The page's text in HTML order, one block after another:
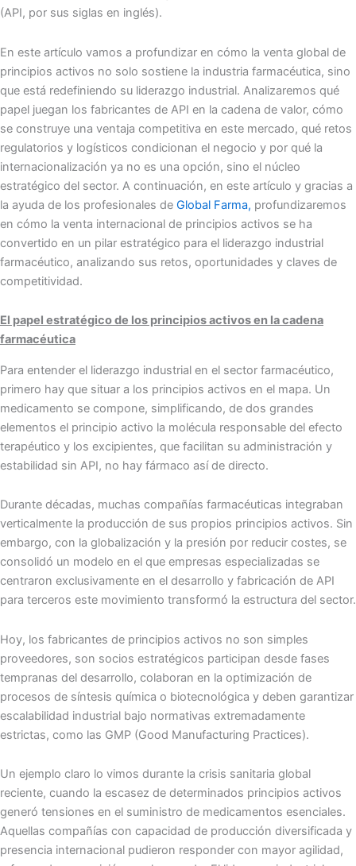
(API, por sus siglas en inglés).
En este artículo vamos a profundizar en cómo la venta global de
principios activos no solo sostiene la industria farmacéutica, sino
que está redefiniendo su liderazgo industrial. Analizaremos qué
papel juegan los fabricantes de API en la cadena de valor, cómo
se construye una ventaja competitiva en este mercado, qué retos
regulatorios y logísticos condicionan el negocio y por qué la
internacionalización ya no es una opción, sino el núcleo
estratégico del sector. A continuación, en este artículo y gracias a
la ayuda de los profesionales de Global Farma, profundizaremos
en cómo la venta internacional de principios activos se ha
convertido en un pilar estratégico para el liderazgo industrial
farmacéutico, analizando sus retos, oportunidades y claves de
competitividad.
El papel estratégico de los principios activos en la cadena
farmacéutica
Para entender el liderazgo industrial en el sector farmacéutico,
primero hay que situar a los principios activos en el mapa. Un
medicamento se compone, simplificando, de dos grandes
elementos el principio activo la molécula responsable del efecto
terapéutico y los excipientes, que facilitan su administración y
estabilidad sin API, no hay fármaco así de directo.
Durante décadas, muchas compañías farmacéuticas integraban
verticalmente la producción de sus propios principios activos. Sin
embargo, con la globalización y la presión por reducir costes, se
consolidó un modelo en el que empresas especializadas se
centraron exclusivamente en el desarrollo y fabricación de API
para terceros este movimiento transformó la estructura del sector.
Hoy, los fabricantes de principios activos no son simples
proveedores, son socios estratégicos participan desde fases
tempranas del desarrollo, colaboran en la optimización de
procesos de síntesis química o biotecnológica y deben garantizar
escalabilidad industrial bajo normativas extremadamente
estrictas, como las GMP (Good Manufacturing Practices).
Un ejemplo claro lo vimos durante la crisis sanitaria global
reciente, cuando la escasez de determinados principios activos
generó tensiones en el suministro de medicamentos esenciales.
Aquellas compañías con capacidad de producción diversificada y
presencia internacional pudieron responder con mayor agilidad,